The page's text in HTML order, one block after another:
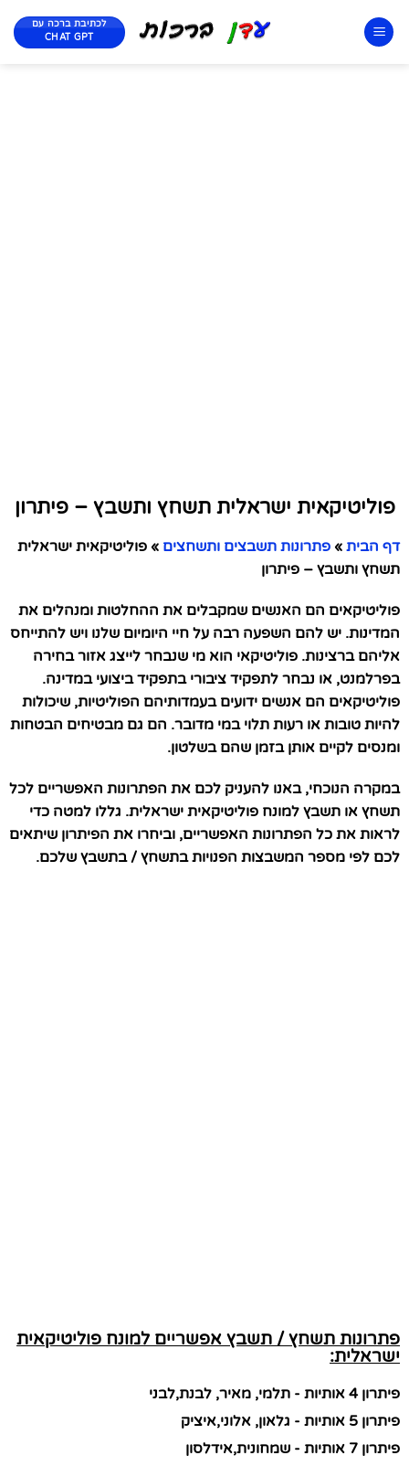
לכתיבת ברכה עם
CHAT GPT
פוליטיקאית ישראלית תשחץ ותשבץ – פיתרון
דף הבית » פתרונות תשבצים ותשחצים » פוליטיקאית ישראלית
תשחץ ותשבץ – פיתרון
פוליטיקאים הם האנשים שמקבלים את ההחלטות ומנהלים את
המדינות. יש להם השפעה רבה על חיי היומיום שלנו ויש להתייחס
אליהם ברצינות. פוליטיקאי הוא מי שנבחר לייצג אזור בחירה
בפרלמנט, או נבחר לתפקיד ציבורי בתפקיד ביצועי במדינה.
פוליטיקאים הם אנשים ידועים בעמדותיהם הפוליטיות, שיכולות
להיות טובות או רעות תלוי במי מדובר. הם גם מבטיחים הבטחות
ומנסים לקיים אותן בזמן שהם בשלטון.
במקרה הנוכחי, באנו להעניק לכם את הפתרונות האפשריים לכל
תשחץ או תשבץ למונח פוליטיקאית ישראלית. גללו למטה כדי
לראות את כל הפתרונות האפשריים, וביחרו את הפיתרון שיתאים
לכם לפי מספר המשבצות הפנויות בתשחץ / בתשבץ שלכם.
פתרונות תשחץ / תשבץ אפשריים למונח פוליטיקאית
ישראלית:
פיתרון 4 אותיות - תלמי, מאיר, לבנת,לבני
פיתרון 5 אותיות - גלאון, אלוני,איציק
פיתרון 7 אותיות - שמחונית,אידלסון